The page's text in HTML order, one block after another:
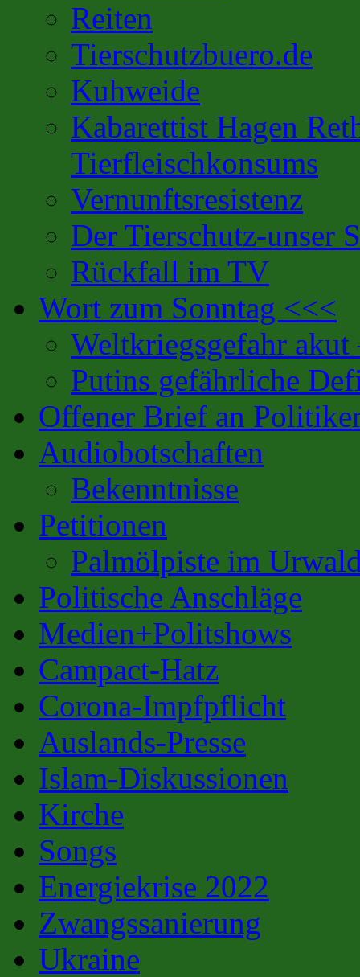
Reiten
Tierschutzbuero.de
Kuhweide
Kabarettist Hagen
Tierfleischkonsums
Vernunftsresistenz
Der Tierschutz-unser
Rückfall im TV
Wort zum Sonntag <<<
Weltkriegsgefahr
Putins gefährliche
Offener Brief an
Audiobotschaften
Bekenntnisse
Petitionen
Palmölpiste im
Politische Anschläge
Medien+Politshows
Campact-Hatz
Corona-Impfpflicht
Auslands-Presse
Islam-Diskussionen
Kirche
Songs
Energiekrise 2022
Zwangssanierung
Ukraine